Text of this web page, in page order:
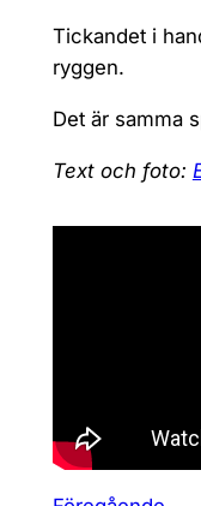
Tickandet i
ryggen.
Det är samma
Text och foto: